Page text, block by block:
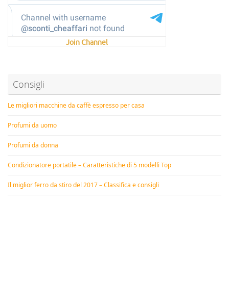
Join Channel
Consigli
Le migliori macchine da caffè espresso per casa
Profumi da uomo
Profumi da donna
Condizionatore portatile – Caratteristiche di 5 modelli Top
Il miglior ferro da stiro del 2017 – Classifica e consigli